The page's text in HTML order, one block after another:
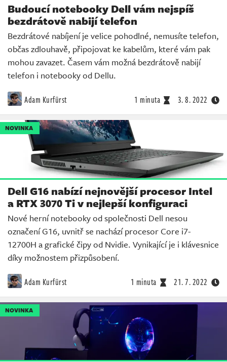
Budoucí notebooky Dell vám nejspíš
bezdrátově nabijí telefon
Bezdrátové nabíjení je velice pohodlné, nemusíte telefon,
občas zdlouhavě, připojovat ke kabelům, které vám pak
mohou zavazet. Časem vám možná bezdrátově nabijí
telefon i notebooky od Dellu.
Adam Kurfürst 1 minuta 3. 8. 2022
NOVINKA
Dell G16 nabízí nejnovější procesor Intel
a RTX 3070 Ti v nejlepší konfiguraci
Nové herní notebooky od společnosti Dell nesou
označení G16, uvnitř se nachází procesor Core i7-
12700H a grafické čipy od Nvidie. Vynikající je i klávesnice
díky možnostem přizpůsobení.
Adam Kurfürst 1 minuta 21. 7. 2022
NOVINKA